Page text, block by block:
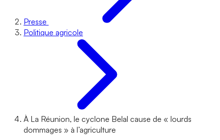
Presse
Politique agricole
À La Réunion, le cyclone Belal cause de « lourds
dommages » à l’agriculture